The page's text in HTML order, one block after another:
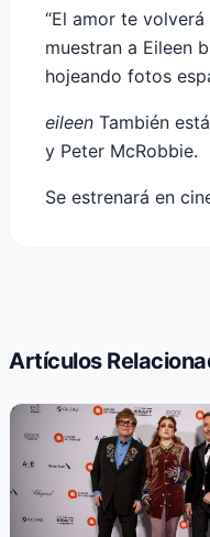
“El amor te
muestran a Eileen
hojeando fotos
eileen También
y Peter McRobbie.
Se estrenará en
Artículos